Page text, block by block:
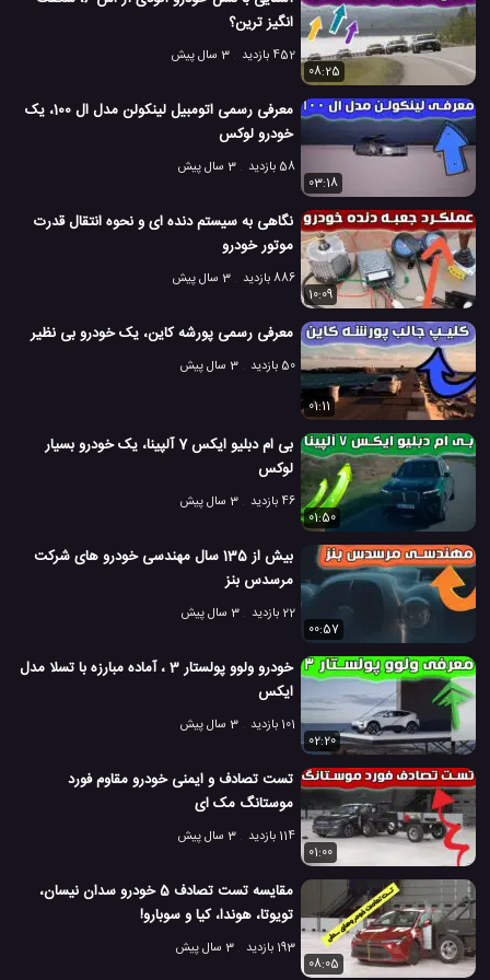
انگیز ترین؟
452 بازدید
3 سال پیش
08:25
معرفی رسمی اتومبیل لینکولن مدل ال 100، یک
خودرو لوکس
58 بازدید
3 سال پیش
03:18
نگاهی به سیستم دنده ای و نحوه انتقال قدرت
موتور خودرو
886 بازدید
3 سال پیش
10:09
معرفی رسمی پورشه کاین، یک خودرو بی نظیر
50 بازدید 3 سال پیش
01:11
بی ام دبلیو ایکس 7 آلپینا، یک خودرو بسیار
لوکس
46 بازدید
3 سال پیش
01:50
بیش از 135 سال مهندسی خودرو های شرکت
مرسدس بنز
22 بازدید
3 سال پیش
00:57
خودرو ولوو پولستار 3 ، آماده مبارزه با تسلا مدل
ایکس
101 بازدید
3 سال پیش
02:20
تست تصادف و ایمنی خودرو مقاوم فورد
موستانگ مک ای
114 بازدید
3 سال پیش
01:00
مقایسه تست تصادف 5 خودرو سدان نیسان،
تویوتا، هوندا، کیا و سوبارو!
193 بازدید
3 سال پیش
08:05